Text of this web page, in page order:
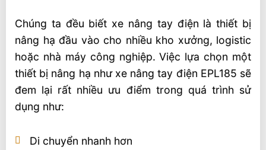
Chúng ta đều biết xe nâng tay điện là thiết bị
nâng hạ đầu vào cho nhiều kho xưởng, logistic
hoặc nhà máy công nghiệp. Việc lựa chọn một
thiết bị nâng hạ như xe nâng tay điện EPL185 sẽ
đem lại rất nhiều ưu điểm trong quá trình sử
dụng như:
Di chuyển nhanh hơn